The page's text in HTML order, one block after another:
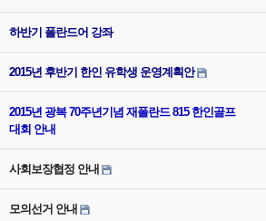
하반기 폴란드어 강좌
2015년 후반기 한인 유학생 운영계획안
2015년 광복 70주년기념 재폴란드 815 한인골프
대회 안내
사회보장협정 안내
모의선거 안내